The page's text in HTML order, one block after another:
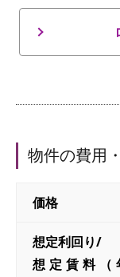
物件の費用
価格
想定利回り/
想定賃料（